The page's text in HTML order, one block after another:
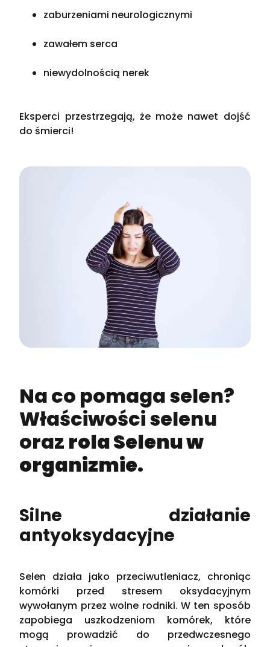
zaburzeniami neurologicznymi
zawałem serca
niewydolnością nerek
Eksperci przestrzegają, że może nawet dojść
do śmierci!
Na co pomaga selen?
Właściwości selenu
oraz rola Selenu w
organizmie.
Silne działanie
antyoksydacyjne
Selen działa jako przeciwutleniacz, chroniąc
komórki przed stresem oksydacyjnym
wywołanym przez wolne rodniki. W ten sposób
zapobiega uszkodzeniom komórek, które
mogą prowadzić do przedwczesnego